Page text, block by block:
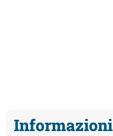
Informazioni